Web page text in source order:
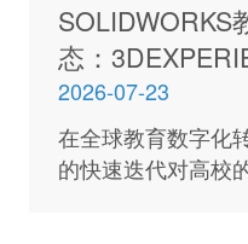
SOLIDWORKS
态：
设计教学变革
2026-07-23
在全球教育数字化
的快速迭代对高校